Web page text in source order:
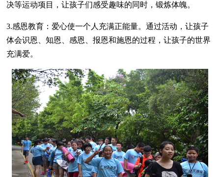
决等运动项目，让孩子们感受趣味的同时，锻炼体魄。
3.感恩教育：爱心使一个人充满正能量。通过活动，让孩子
体会识恩、知恩、感恩、报恩和施恩的过程，让孩子的世界
充满爱。